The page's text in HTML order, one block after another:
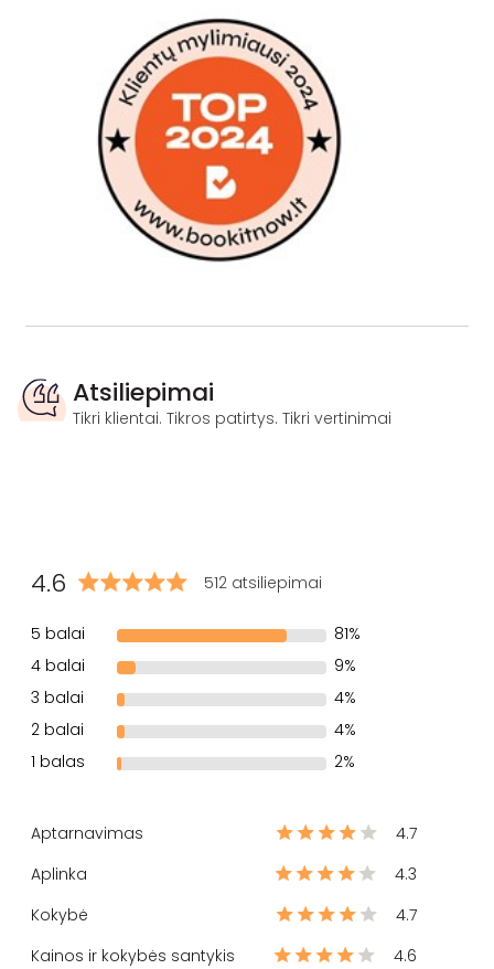
Atsiliepimai
Tikri klientai. Tikros patirtys. Tikri vertinimai
4.6 512 atsiliepimai
5 balai
81%
4 balai
9%
3 balai
4%
2 balai
4%
1 balas
2%
Aptarnavimas
4.7
Aplinka
4.3
Kokybė
4.7
Kainos ir kokybės santykis
4.6